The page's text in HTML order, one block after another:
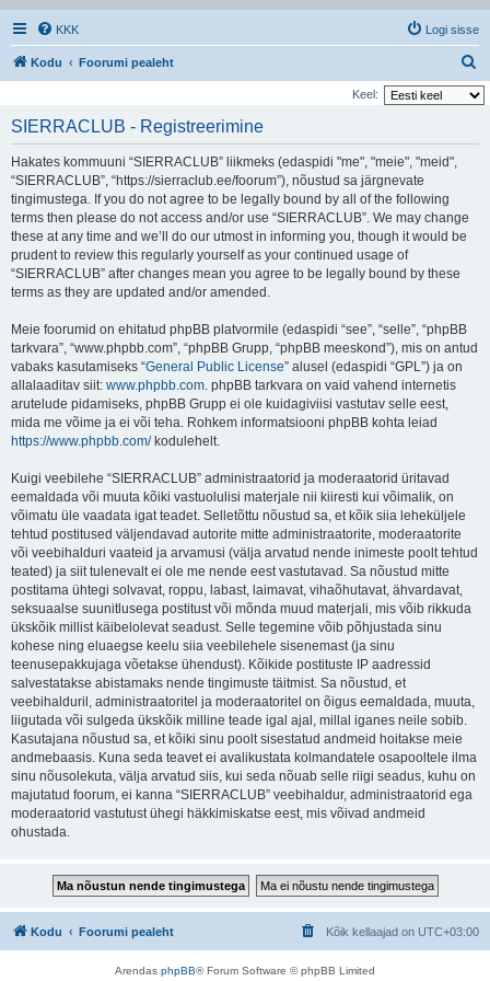
KKK Logi sisse
Kodu Foorumi pealeht
t
Keel:
SIERRACLUB - Registreerimine
Hakates kommuuni “SIERRACLUB” liikmeks (edaspidi "me", "meie", "meid",
“SIERRACLUB”, “https://sierraclub.ee/foorum”), nõustud sa järgnevate
tingimustega. If you do not agree to be legally bound by all of the following
terms then please do not access and/or use “SIERRACLUB”. We may change
these at any time and we’ll do our utmost in informing you, though it would be
prudent to review this regularly yourself as your continued usage of
“SIERRACLUB” after changes mean you agree to be legally bound by these
terms as they are updated and/or amended.
Meie foorumid on ehitatud phpBB platvormile (edaspidi “see”, “selle”, “phpBB
tarkvara”, “www.phpbb.com”, “phpBB Grupp, “phpBB meeskond”), mis on antud
vabaks kasutamiseks “General Public License” alusel (edaspidi “GPL”) ja on
allalaaditav siit: www.phpbb.com. phpBB tarkvara on vaid vahend internetis
arutelude pidamiseks, phpBB Grupp ei ole kuidagiviisi vastutav selle eest,
mida me võime ja ei või teha. Rohkem informatsiooni phpBB kohta leiad
https://www.phpbb.com/kodulehelt.
Kuigi veebilehe “SIERRACLUB” administraatorid ja moderaatorid üritavad
eemaldada või muuta kõiki vastuolulisi materjale nii kiiresti kui võimalik, on
võimatu üle vaadata igat teadet. Selletõttu nõustud sa, et kõik siia leheküljele
tehtud postitused väljendavad autorite mitte administraatorite, moderaatorite
või veebihalduri vaateid ja arvamusi (välja arvatud nende inimeste poolt tehtud
teated) ja siit tulenevalt ei ole me nende eest vastutavad. Sa nõustud mitte
postitama ühtegi solvavat, roppu, labast, laimavat, vihaõhutavat, ähvardavat,
seksuaalse suunitlusega postitust või mõnda muud materjali, mis võib rikkuda
ükskõik millist käibelolevat seadust. Selle tegemine võib põhjustada sinu
kohese ning eluaegse keelu siia veebilehele sisenemast (ja sinu
teenusepakkujaga võetakse ühendust). Kõikide postituste IP aadressid
salvestatakse abistamaks nende tingimuste täitmist. Sa nõustud, et
veebihalduril, administraatoritel ja moderaatoritel on õigus eemaldada, muuta,
liigutada või sulgeda ükskõik milline teade igal ajal, millal iganes neile sobib.
Kasutajana nõustud sa, et kõiki sinu poolt sisestatud andmeid hoitakse meie
andmebaasis. Kuna seda teavet ei avalikustata kolmandatele osapooltele ilma
sinu nõusolekuta, välja arvatud siis, kui seda nõuab selle riigi seadus, kuhu on
majutatud foorum, ei kanna “SIERRACLUB” veebihaldur, administraatorid ega
moderaatorid vastutust ühegi häkkimiskatse eest, mis võivad andmeid
ohustada.
Kodu Foorumi pealeht Kõik kellaajad on UTC+03:00
Arendas phpBB® Forum Software © phpBB Limited